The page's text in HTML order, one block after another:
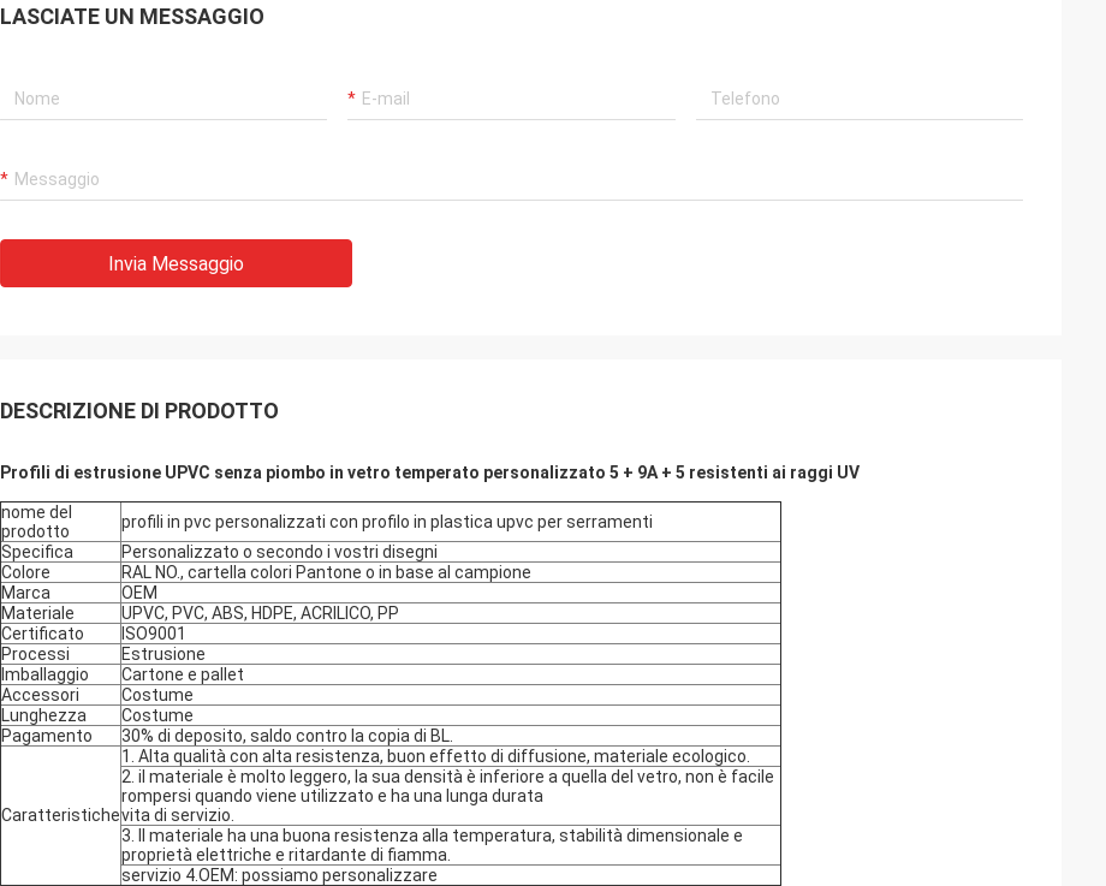
LASCIATE UN MESSAGGIO
Invia Messaggio
DESCRIZIONE DI PRODOTTO
Profili di estrusione UPVC senza piombo in vetro temperato personalizzato 5 + 9A + 5 resistenti ai raggi UV
nome del
prodotto
profili in pvc personalizzati con profilo in plastica upvc per serramenti
Specifica
Personalizzato o secondo i vostri disegni
Colore
RAL NO., cartella colori Pantone o in base al campione
Marca
OEM
Materiale
UPVC, PVC, ABS, HDPE, ACRILICO, PP
Certificato
ISO9001
Processi
Estrusione
Imballaggio
Cartone e pallet
Accessori
Costume
Lunghezza
Costume
Pagamento
30% di deposito, saldo contro la copia di BL.
Caratteristiche
1. Alta qualità con alta resistenza, buon effetto di diffusione, materiale ecologico.
2. il materiale è molto leggero, la sua densità è inferiore a quella del vetro, non è facile
rompersi quando viene utilizzato e ha una lunga durata
vita di servizio.
3. Il materiale ha una buona resistenza alla temperatura, stabilità dimensionale e
proprietà elettriche e ritardante di fiamma.
servizio 4.OEM: possiamo personalizzare